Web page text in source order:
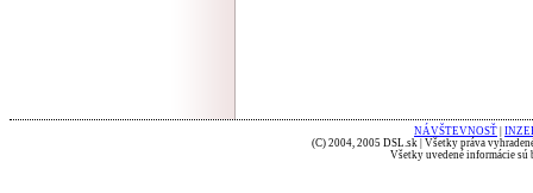
NÁVŠTEVNOSŤ
(C) 2004, 2005 DSL.sk | Všetky práva
Všetky uvedené informácie sú